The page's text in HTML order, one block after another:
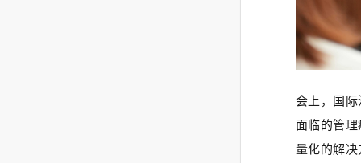
会上，国
面临的管
量化的解